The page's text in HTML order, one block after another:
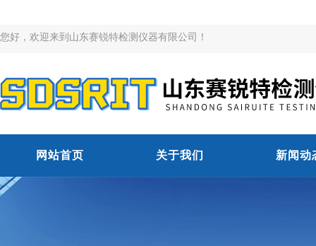
您好，欢迎来到山东赛锐特检测仪器有限公司！
网站首页 关于我们 新闻动